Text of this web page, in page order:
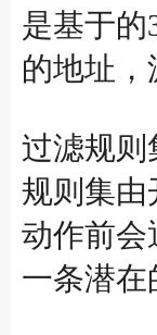
是基于的
的地址
过滤规则
规则集由
动作前会
一条潜